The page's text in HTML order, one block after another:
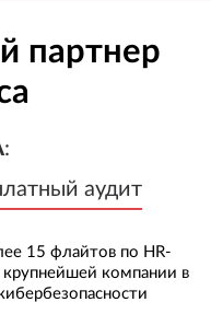
партнер
:
аудит
бесплатный
15 флайтов по HR-
крупнейшей компании в